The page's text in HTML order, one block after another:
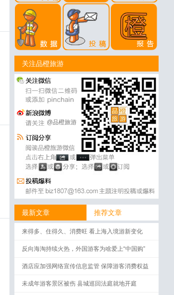
关注品橙旅游
@品橙旅游
最新文章 推荐文章
来得多、住得久、消费旺 看上海入境游新变化
反向海淘持续火热，外国游客为啥爱上“中国购”
酒店应加强网络宣传信息监管 保障游客消费权益
未成年游客景区被伤 县城巡回法庭就地开庭